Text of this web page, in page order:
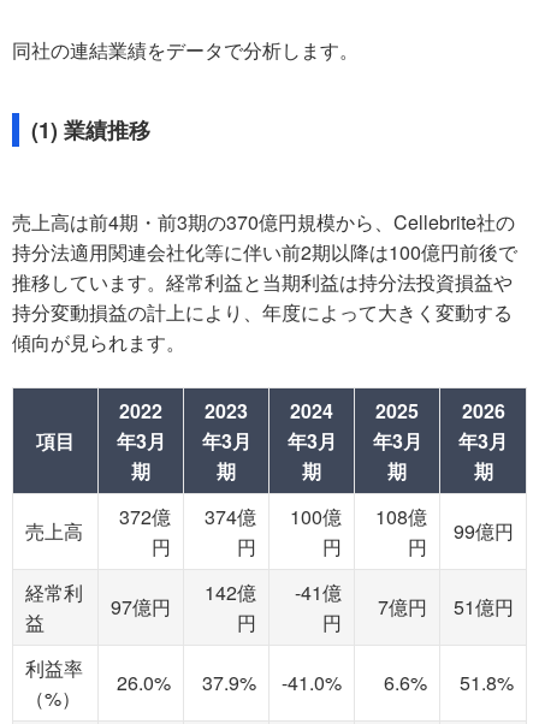
同社の連結業績をデータで分析します。
(1) 業績推移
売上高は前4期・前3期の370億円規模から、Cellebrite社の
持分法適用関連会社化等に伴い前2期以降は100億円前後で
推移しています。経常利益と当期利益は持分法投資損益や
持分変動損益の計上により、年度によって大きく変動する
傾向が見られます。
項目
2022
年3月
期
2023
年3月
期
2024
年3月
期
2025
年3月
期
2026
年3月
期
売上高
372億
円
374億
円
100億
円
108億
円
99億円
経常利
益
97億円
142億
円
-41億
円
7億円 51億円
利益率
（%）
26.0% 37.9% -41.0% 6.6% 51.8%